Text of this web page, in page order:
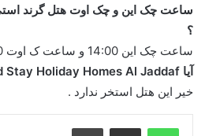
ساعت چک این و چک اوت هتل گرند
؟
ساعت چک این 14:00 و ساعت ک اوت 12:00 می باشد .
آیا Grand Stay Holiday Homes Al Jaddaf استخر دارد ؟
خیر این هتل استخر ندارد .
واتس آپ اشتراک گذاری از طریق ایمیل چاپ